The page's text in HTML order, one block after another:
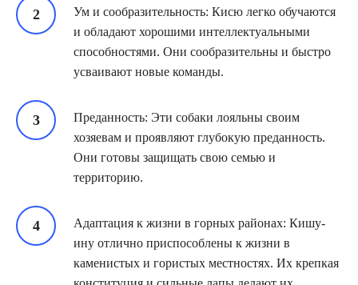
Ум и сообразительность: Кисю легко обучаются
и обладают хорошими интеллектуальными
способностями. Они сообразительны и быстро
усваивают новые команды.
Преданность: Эти собаки лояльны своим
хозяевам и проявляют глубокую преданность.
Они готовы защищать свою семью и
территорию.
Адаптация к жизни в горных районах: Кишу-
ину отлично приспособлены к жизни в
каменистых и гористых местностях. Их крепкая